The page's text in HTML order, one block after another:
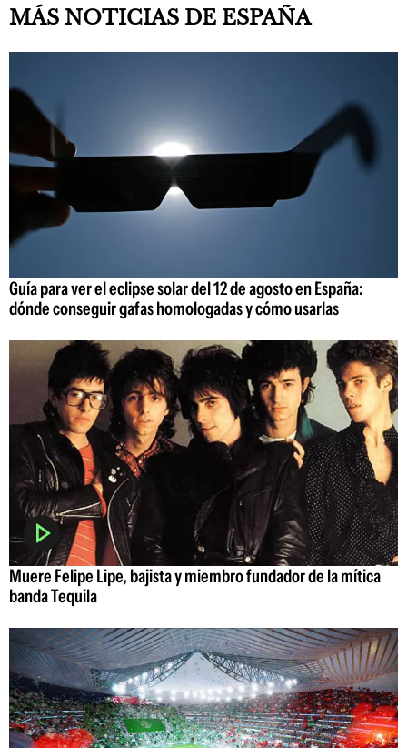
MÁS NOTICIAS DE ESPAÑA
Guía para ver el eclipse solar del 12 de agosto en España:
dónde conseguir gafas homologadas y cómo usarlas
Muere Felipe Lipe, bajista y miembro fundador de la mítica
banda Tequila